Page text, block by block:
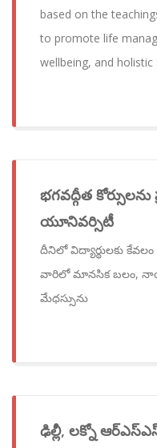
based on the
to promote life
wellbeing, and
భగవద్గీత కోర్సులను
యూనివర్సిటీ
దీనిలో విద్యార్థులకు
వారిలో మానసిక బలం,
మేధస్సును
ఢిల్లీ, లక్నో